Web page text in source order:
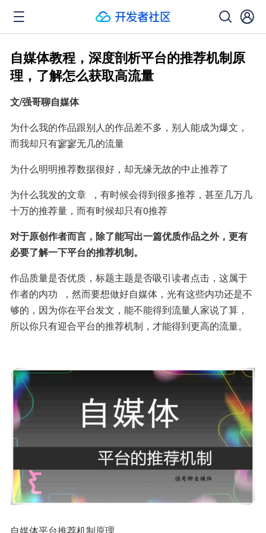
自媒体教程，深度剖析平台的推荐机制原
理，了解怎么获取高流量
文/强哥聊自媒体
为什么我的作品跟别人的作品差不多，别人能成为爆文，
而我却只有寥寥无几的流量
为什么明明推荐数据很好，却无缘无故的中止推荐了
为什么我发的文章  ，有时候会得到很多推荐，甚至几万几
十万的推荐量，而有时候却只有0推荐
对于原创作者而言，除了能写出一篇优质作品之外，更有
必要了解一下平台的推荐机制。
作品质量是否优质，标题主题是否吸引读者点击，这属于
作者的内功  ，然而要想做好自媒体，光有这些内功还是不
够的，因为你在平台发文，能不能得到流量人家说了算，
所以你只有迎合平台的推荐机制，才能得到更高的流量。